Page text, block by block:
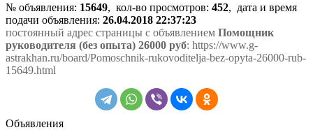
№ объявления: 15649, кол-во просмотров: 452, дата и время
подачи объявления: 26.04.2018 22:37:23
постоянный адрес страницы с объявлением Помощник
руководителя (без опыта) 26000 руб: https://www.g-
astrakhan.ru/board/Pomoschnik-rukovoditelja-bez-opyta-26000-rub-
15649.html
Объявления